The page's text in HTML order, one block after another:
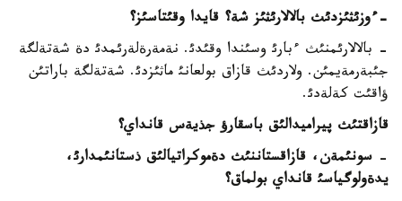
-ءوزئثئزدئث بالالارئثئز شة؟ قايدا وقئتاسئز؟
- بالالارئمنئث ءبارئ وسئندا وقئدئ. نةمةرةلةرئمدئ دة شةتةلگة
جئبةرمةيمئن. ولاردئث قازاق بولعانئ ماثئزدئ. شةتةلگة باراتئن
ؤاقئت كةلةدئ.
قازاقتئث پيراميدالئق باسقارؤ جذيةس قانداي؟
- سونئمةن، قازاقستاننئث دةموكراتيالئق ذستانئمدارئ،
يدةولوگياسئ قانداي بولماق؟